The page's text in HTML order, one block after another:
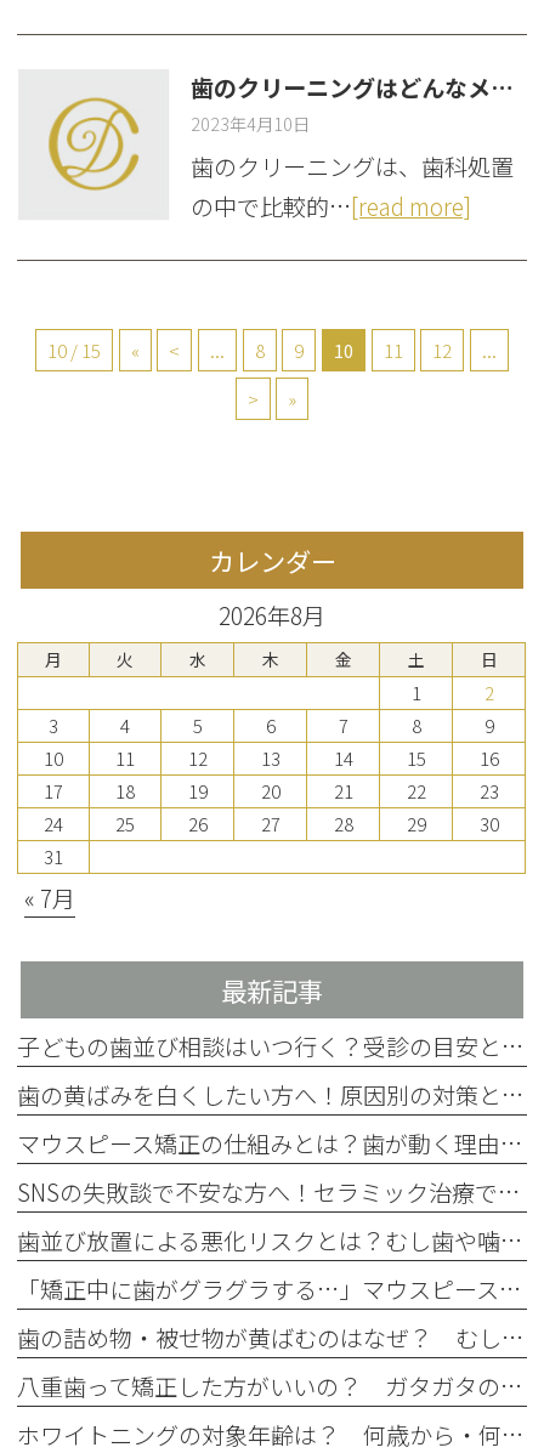
歯のクリーニングはどんなメリットが？西葛西の歯科医が解説！
2023年4月10日
歯のクリーニングは、歯科処置
の中で比較的…[read more]
10 / 15 « < ... 8 9 10 11 12
...
>
»
カレンダー
2026年8月
月 火 水 木 金 土 日
1
2
3
4 5 6 7 8
9
10
11 12 13 14 15
16
17
18 19 20 21 22
23
24
25 26 27 28 29
30
31
« 7月
最新記事
子どもの歯並び相談はいつ行く？受診の目安とチェック項目を解説
歯の黄ばみを白くしたい方へ！原因別の対策と4つの方法を歯科医師が解説
マウスピース矯正の仕組みとは？歯が動く理由をわかりやすく解説
SNSの失敗談で不安な方へ！セラミック治療で後悔しない事前確認
歯並び放置による悪化リスクとは？むし歯や噛み合わせへの影響を解説
「矯正中に歯がグラグラする…」マウスピース矯正中のぐらつきの原因と注意点
歯の詰め物・被せ物が黄ばむのはなぜ？ むし歯治療後に起こる経年劣化
八重歯って矯正した方がいいの？ ガタガタの歯並びはマウスピース矯正で治せる？
ホワイトニングの対象年齢は？ 何歳から・何歳でもできるの？